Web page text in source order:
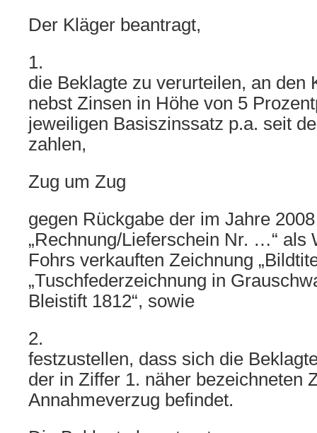
Der Kläger beantragt,
1.
die Beklagte zu verurteilen, an den
nebst Zinsen in Höhe von 5
jeweiligen Basiszinssatz p.a. seit
zahlen,
Zug um Zug
gegen Rückgabe der im Jahre
„Rechnung/Lieferschein Nr. …“ als
Fohrs verkauften Zeichnung
„Tuschfederzeichnung in
Bleistift 1812“, sowie
2.
festzustellen, dass sich die
der in Ziffer 1. näher bezeichneten
Annahmeverzug befindet.